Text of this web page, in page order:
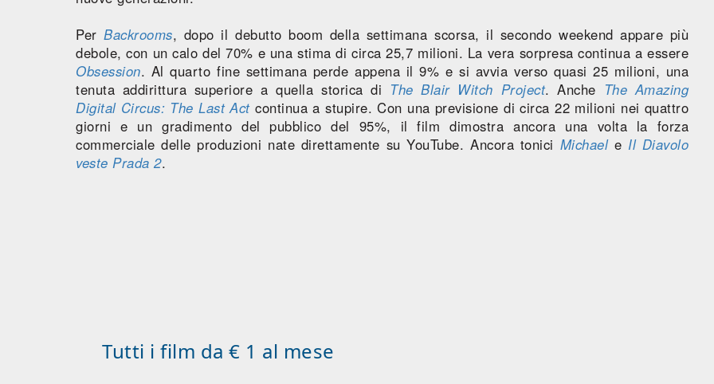
PerBackrooms, dopo il debutto boom della settimana scorsa, il secondo weekend appare più
debole, con un calo del 70% e una stima di circa 25,7 milioni. La vera sorpresa continua a essere
Obsession. Al quarto fine settimana perde appena il 9% e si avvia verso quasi 25 milioni, una
tenuta addirittura superiore a quella storica di The Blair Witch Project. Anche The Amazing
Digital Circus: The Last Actcontinua a stupire. Con una previsione di circa 22 milioni nei quattro
giorni e un gradimento del pubblico del 95%, il film dimostra ancora una volta la forza
commerciale delle produzioni nate direttamente su YouTube. Ancora tonici Michaele Il Diavolo
veste Prada 2.
Tutti i film da € 1 al mese